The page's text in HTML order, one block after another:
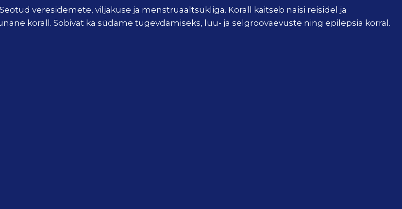
veresidemete, viljakuse ja menstruaaltsükliga. Korall kaitseb naisi reisidel ja
korall. Sobivat ka südame tugevdamiseks, luu- ja selgroovaevuste ning epilepsia korral.